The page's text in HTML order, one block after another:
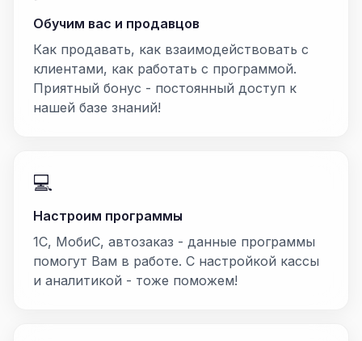
Обучим вас и продавцов
Как продавать, как взаимодействовать с
клиентами, как работать с программой.
Приятный бонус - постоянный доступ к
нашей базе знаний!
💻
Настроим программы
1С, МобиС, автозаказ - данные программы
помогут Вам в работе. С настройкой кассы
и аналитикой - тоже поможем!